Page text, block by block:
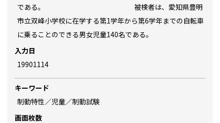
である。 被検者は、愛知県豊明
市立双峰小学校に在学する第1学年から第6学年までの自転車
に乗ることのできる男女児童140名である。
入力日
19901114
キーワード
制動特性／児童／制動試験
画面枚数